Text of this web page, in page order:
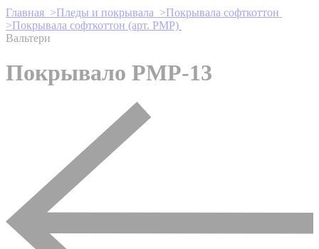
Главная >Пледы и покрывала >Покрывала софткоттон
>Покрывала софткоттон (арт. PMP)
Вальтери
Покрывало PMP-13